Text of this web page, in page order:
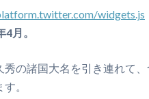
widgets.js
月。
秀の諸国大名を引き連れて
。